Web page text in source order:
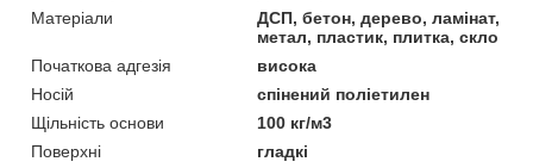
Матеріали
ДСП, бетон, дерево, ламінат,
метал, пластик, плитка, скло
Початкова адгезія
висока
Носій
спінений поліетилен
Щільність основи
100 кг/м3
Поверхні
гладкі